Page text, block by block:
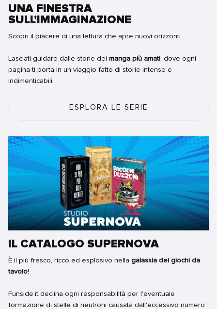
UNA FINESTRA
SULL'IMMAGINAZIONE
Scopri il piacere di una lettura che apre nuovi orizzonti.
Lasciati guidare dalle storie dei manga più amati , dove ogni
pagina ti porta in un viaggio fatto di storie intense e
indimenticabili.
ESPLORA LE SERIE
IL CATALOGO SUPERNOVA
È il più fresco, ricco ed esplosivo nella galassia dei giochi da
tavolo!
Funside.it declina ogni responsabilità per l'eventuale
formazione di stelle di neutroni causata dall'eccessivo numero